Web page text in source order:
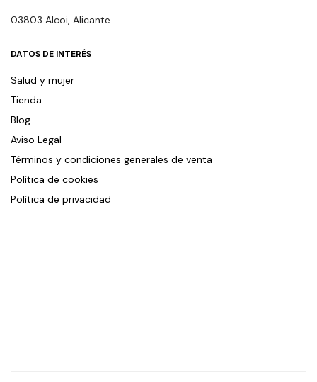
03803 Alcoi, Alicante
DATOS DE INTERÉS
Salud y mujer
Tienda
Blog
Aviso Legal
Términos y condiciones generales de venta
Política de cookies
Política de privacidad